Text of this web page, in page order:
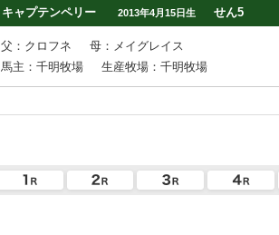
キャプテンペリー
2013年4月15日生 せん5
父：クロフネ
母：メイグレイス
馬主：千明牧場
生産牧場：千明牧場